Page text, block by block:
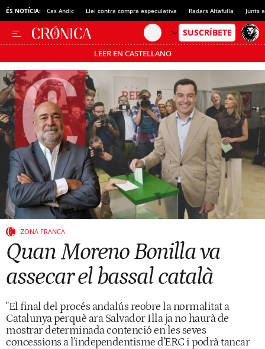
ÉS NOTÍCIA: Cas Andic Llei contra compra especulativa Radars Altafulla Junts
LEER EN CASTELLANO
Passa’t al mode estalvi
ZONA FRANCA
Quan Moreno Bonilla va
assecar el bassal català
"El final del procés andalús reobre la normalitat a
Catalunya perquè ara Salvador Illa ja no haurà de
mostrar determinada contenció en les seves
concessions a l'independentisme d'ERC i podrà tancar